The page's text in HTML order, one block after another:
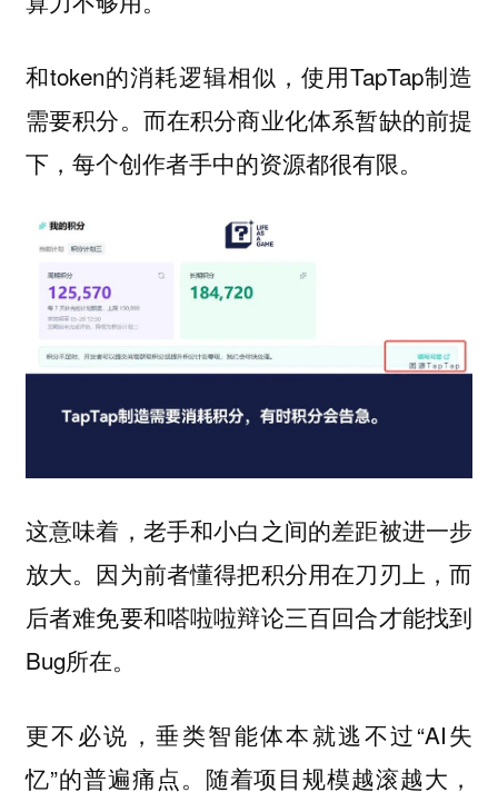
和token的消耗逻辑相似，使用TapTap制造
需要积分。而在积分商业化体系暂缺的前提
下，每个创作者手中的资源都很有限。
这意味着，老手和小白之间的差距被进一步
放大。因为前者懂得把积分用在刀刃上，而
后者难免要和嗒啦啦辩论三百回合才能找到
Bug所在。
更不必说，垂类智能体本就逃不过“AI失
忆”的普遍痛点。随着项目规模越滚越大，